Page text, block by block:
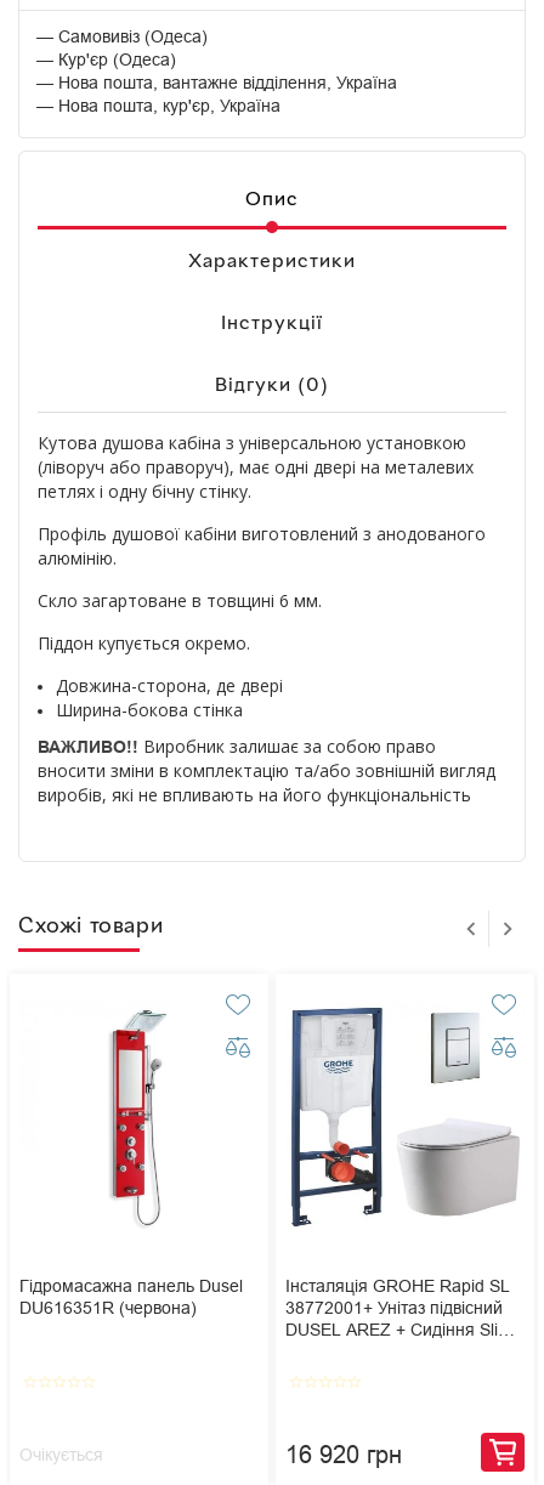
Самовивіз (Одеса)
Кур'єр (Одеса)
Нова пошта, вантажне відділення, Україна
Нова пошта, кур'єр, Україна
Опис
Характеристики
Інструкції
Відгуки (0)
Кутова душова кабіна з універсальною установкою
(ліворуч або праворуч), має одні двері на металевих
петлях і одну бічну стінку.
Профіль душової кабіни виготовлений з анодованого
алюмінію.
Скло загартоване в товщині 6 мм.
Піддон купується окремо.
Довжина-сторона, де двері
Ширина-бокова стінка
ВАЖЛИВО!! Виробник залишає за собою право
вносити зміни в комплектацію та/або зовнішній вигляд
виробів, які не впливають на його функціональність
Схожі товари
Гідромасажна панель Dusel
DU616351R (червона)
star_borderstar_borderstar_borderstar_borderstar_border
Очікується
Інсталяція GROHE Rapid SL
38772001+ Унітаз підвісний
DUSEL AREZ + Сидіння Slim
Grohe Skate Cosmopolitan
star_borderstar_borderstar_borderstar_borderstar_border
16 920 грн